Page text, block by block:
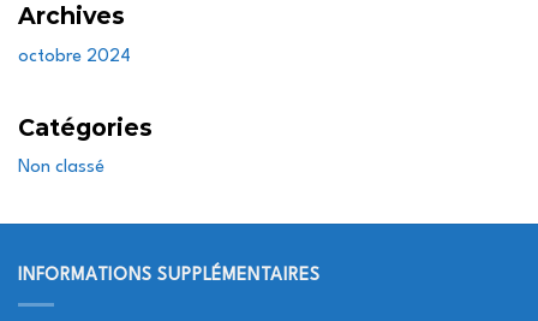
Archives
octobre 2024
Catégories
Non classé
INFORMATIONS SUPPLÉMENTAIRES